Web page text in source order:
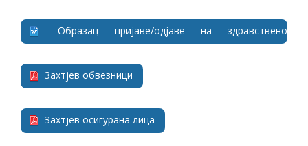
Образац пријаве/одјаве на здравствено
Захтјев обвезници
Захтјев осигурана лица